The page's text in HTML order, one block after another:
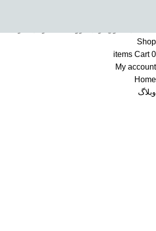
Shop
0
items Cart
My account
Home
وبلاگ